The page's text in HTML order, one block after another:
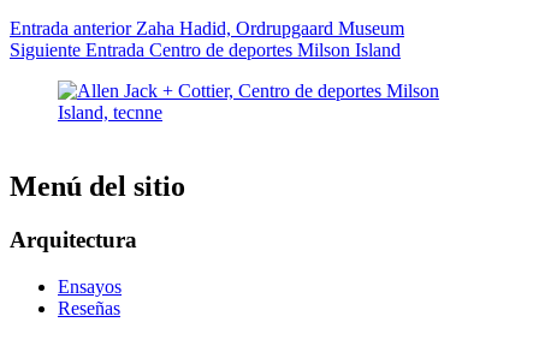
Entrada anterior Zaha Hadid, Ordrupgaard Museum
Siguiente Entrada Centro de deportes Milson Island
Menú del sitio
Arquitectura
Ensayos
Reseñas